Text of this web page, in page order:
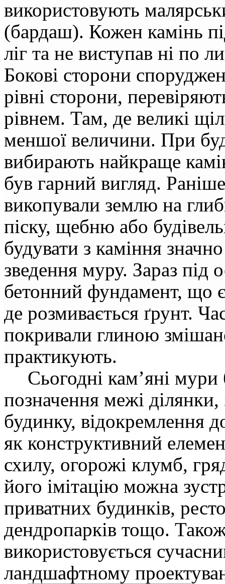
використовують
(бардаш). Кожен камінь
ліг та не виступав ні по
Бокові сторони
рівні сторони,
рівнем. Там, де великі
меншої величини. При
вибирають найкраще
був гарний вигляд.
викопували землю на
піску, щебню або
будувати з каміння
зведення муру. Зараз під
бетонний фундамент, що
де розмивається ґрунт.
покривали глиною
практикують.
Сьогодні кам’яні
позначення межі
будинку, відокремлення
як конструктивний
схилу, огорожі клумб,
його імітацію можна
приватних будинків,
дендропарків тощо.
використовується
ландшафтному